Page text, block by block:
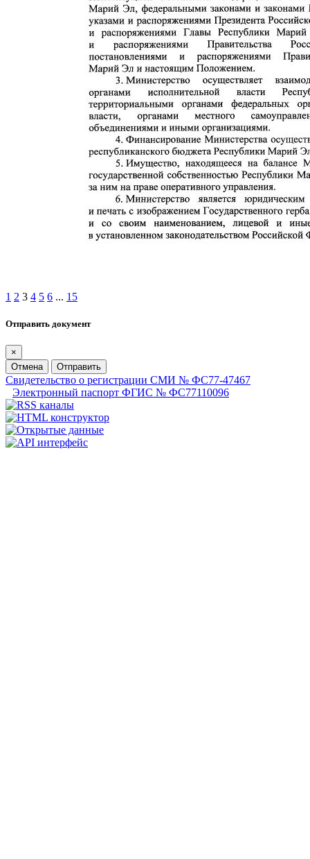
1 2 3 4 5 6 ... 15
Отправить документ
×
Отмена
Отправить
Свидетельство о регистрации СМИ № ФС77-47467
Электронный паспорт ФГИС № ФС77110096